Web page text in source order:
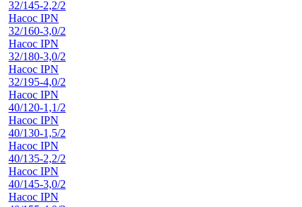
32/145-2,2/2
Насос IPN
32/160-3,0/2
Насос IPN
32/180-3,0/2
Насос IPN
32/195-4,0/2
Насос IPN
40/120-1,1/2
Насос IPN
40/130-1,5/2
Насос IPN
40/135-2,2/2
Насос IPN
40/145-3,0/2
Насос IPN